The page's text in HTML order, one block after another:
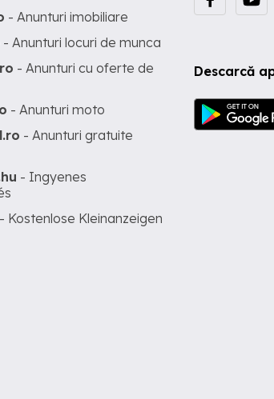
Descarcă
- Anunturi imobiliare
- Anunturi locuri de munca
- Anunturi cu oferte de
- Anunturi moto
- Anunturi gratuite
- Ingyenes
- Kostenlose Kleinanzeigen